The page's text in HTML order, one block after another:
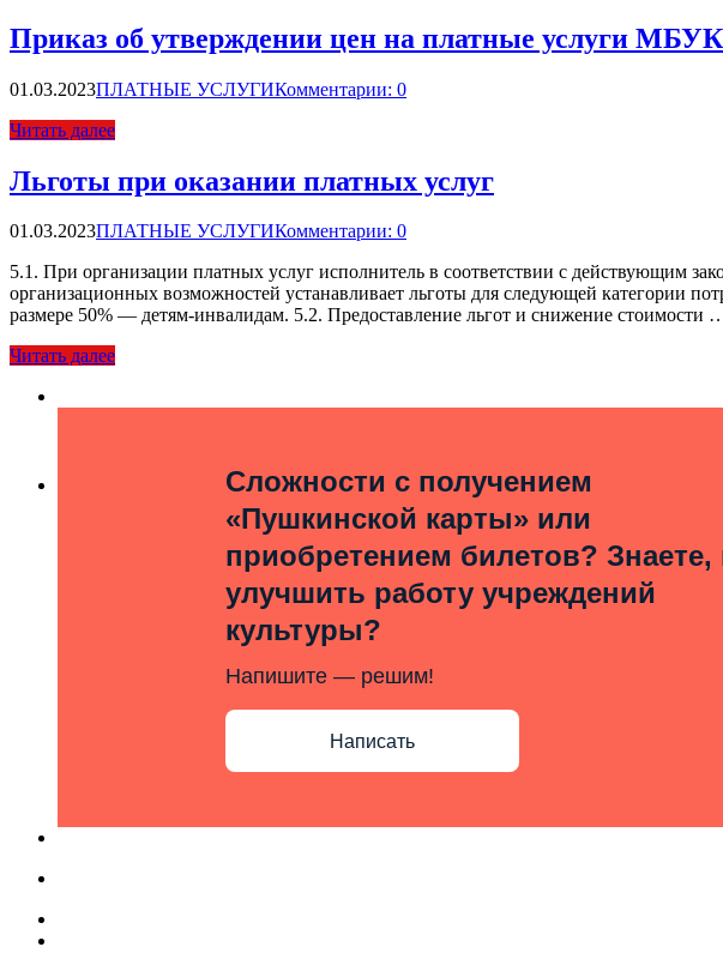
Приказ об утверждении цен на платные услуги
01.03.2023ПЛАТНЫЕ УСЛУГИКомментарии: 0
Читать далее
Льготы при оказании платных услуг
01.03.2023ПЛАТНЫЕ УСЛУГИКомментарии: 0
5.1. При организации платных услуг исполнитель в соответствии с действующим
организационных возможностей устанавливает льготы для следующей категории
размере 50% — детям-инвалидам. 5.2. Предоставление льгот и снижение стоимости
Читать далее
Сложности с получением
«Пушкинской карты» или
приобретением билетов? Знаете,
улучшить работу учреждений
культуры?
Напишите — решим!
Написать